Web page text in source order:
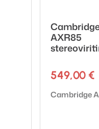
AXR85
549,00 €
Tuotemerkki:
Cambridge